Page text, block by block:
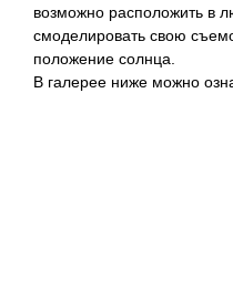
возможно расположить в
смоделировать свою
положение солнца.
В галерее ниже можно